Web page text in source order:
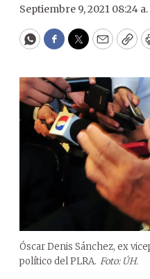
Septiembre 9, 2021 08:24 a.
WhatsApp
Facebook
Twitter
Email
Óscar Denis Sánchez, ex
político del PLRA. Foto: ÚH.